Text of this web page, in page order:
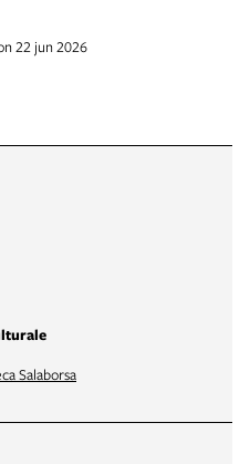
22 jun 2026
Salaborsa